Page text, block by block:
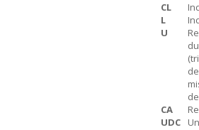
CL
L
U
CA
UDC